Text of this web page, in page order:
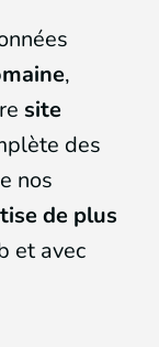
,
site
des
nos
de plus
et avec